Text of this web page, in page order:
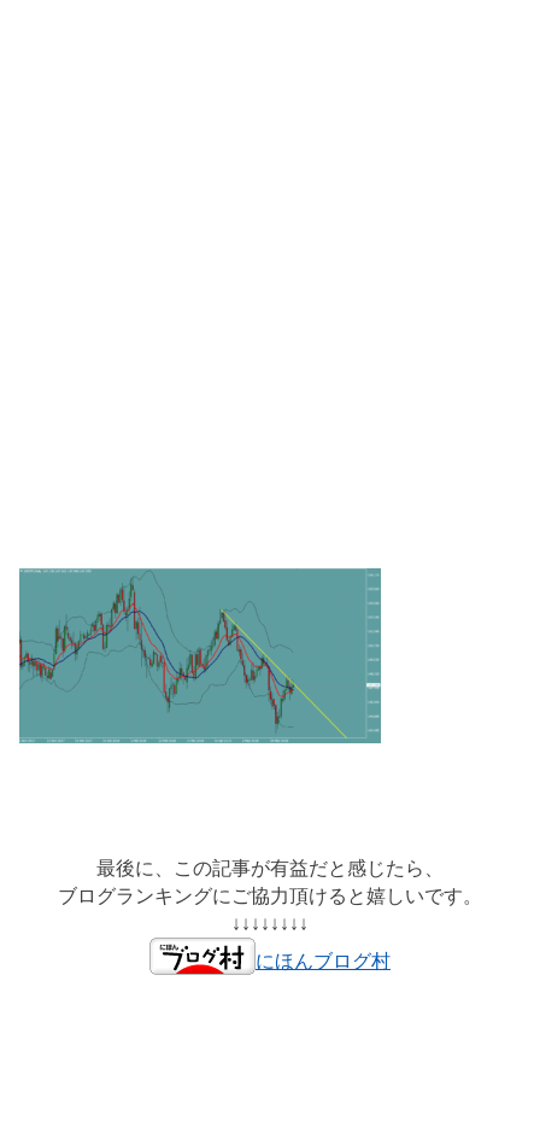
最後に、この記事が有益だと感じたら、
ブログランキングにご協力頂けると嬉しいです。
↓↓↓↓↓↓↓↓
にほんブログ村